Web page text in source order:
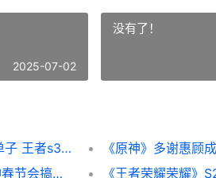
2025-07-02
没有了！
s31赛季王者荣耀荣耀代打在哪里找单子 王者s3到s21
《原神》多谢惠顾
《原神》春节福利活动主题概括 原神春节会搞什么活动么